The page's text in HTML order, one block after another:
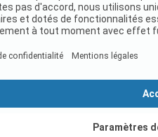
Regenbogen